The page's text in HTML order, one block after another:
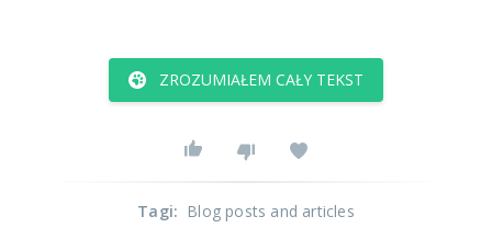
ZROZUMIAŁEM CAŁY TEKST
Tagi: Blog posts and articles